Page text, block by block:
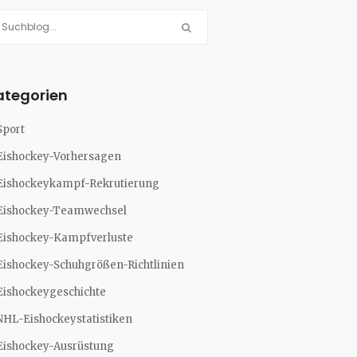
Vorhersagen
Rekrutierung
Teamwechsel
Kampfverluste
Schuhgrößen-Richtlinien
Eishockeystatistiken
Ausrüstung